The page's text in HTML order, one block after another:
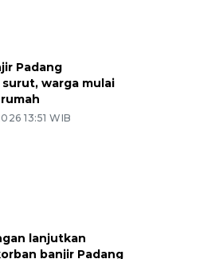
Padang
warga mulai
13:51 WIB
lanjutkan
banjir Padang